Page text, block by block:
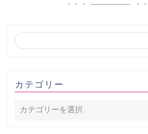
カテゴリー